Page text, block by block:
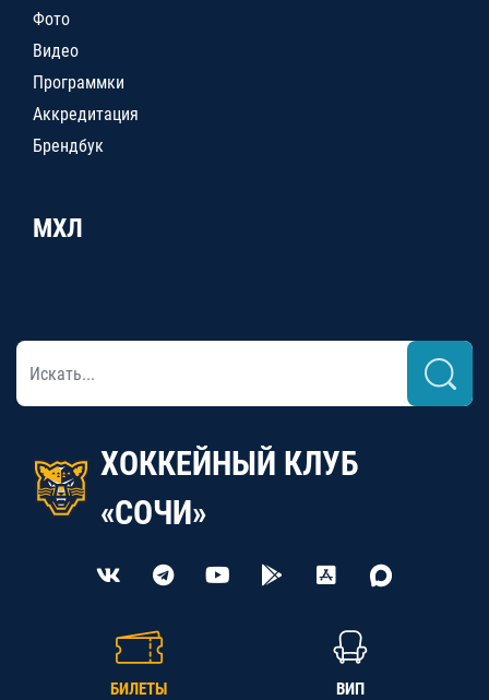
Фото
Видео
Программки
Аккредитация
Брендбук
МХЛ
ХОККЕЙНЫЙ КЛУБ
«СОЧИ»
БИЛЕТЫ ВИП